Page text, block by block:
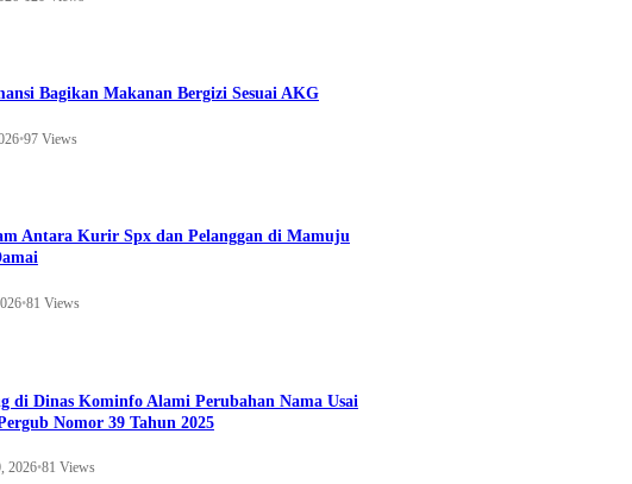
Bagikan Makanan Bergizi Sesuai AKG
•97 Views
Antara Kurir Spx dan Pelanggan di Mamuju
•81 Views
di Dinas Kominfo Alami Perubahan Nama Usai
Nomor 39 Tahun 2025
2026•81 Views